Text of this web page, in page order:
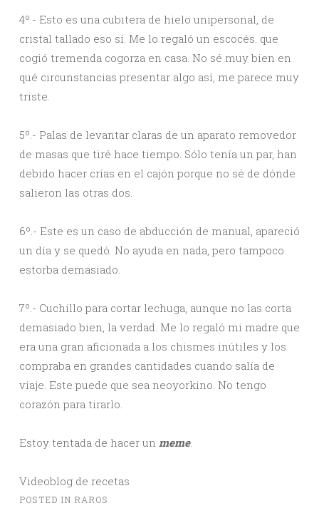
4º.- Esto es una cubitera de hielo unipersonal, de
cristal tallado eso sí. Me lo regaló un escocés. que
cogió tremenda cogorza en casa. No sé muy bien en
qué circunstancias presentar algo así, me parece muy
triste.
5º.- Palas de levantar claras de un aparato removedor
de masas que tiré hace tiempo. Sólo tenía un par, han
debido hacer crías en el cajón porque no sé de dónde
salieron las otras dos.
6º.- Este es un caso de abducción de manual, apareció
un día y se quedó. No ayuda en nada, pero tampoco
estorba demasiado.
7º.- Cuchillo para cortar lechuga, aunque no las corta
demasiado bien, la verdad. Me lo regaló mi madre que
era una gran aficionada a los chismes inútiles y los
compraba en grandes cantidades cuando salía de
viaje. Este puede que sea neoyorkino. No tengo
corazón para tirarlo.
Estoy tentada de hacer un meme.
Videoblog de recetas
POSTED IN RAROS